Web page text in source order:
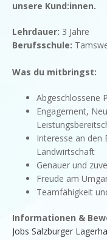
unsere Kund:innen.
Lehrdauer: 3 Jahre
Berufsschule:
Was du mitbringst:
Abgeschlossene
Engagement,
Interesse an den
Landwirtschaft
Genauer und
Freude am
Teamfähigkeit
Informationen &
Jobs Salzburger